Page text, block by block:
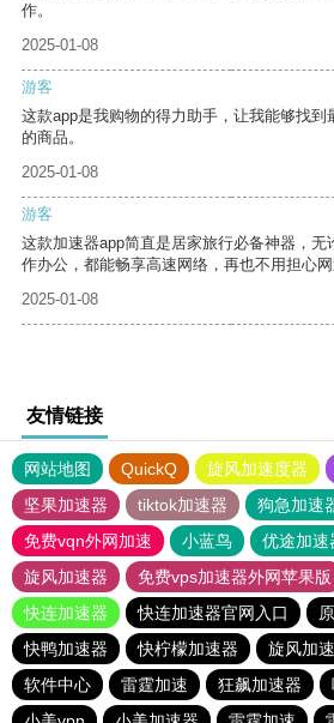
作。
2025-01-08
游客
这款app是我购物的得力助手，让我能够找
的商品。
2025-01-08
游客
这款加速器app简直是居家旅行必备神器，
作办公，都能畅享高速网络，再也不用担心网
2025-01-08
友情链接
网站地图 QuickQ 旋风加速度器
坚果加速器
tiktok加速器
狗急加速
免费vqn外网加速
小蓝鸟 优途加速
旋风加速器
免费vps加速器外网苹果版
快连加速器
快连加速器官网入口
快鸭加速器
快柠檬加速器 旋风加
软件中心
雷霆加速 狂飙加速器